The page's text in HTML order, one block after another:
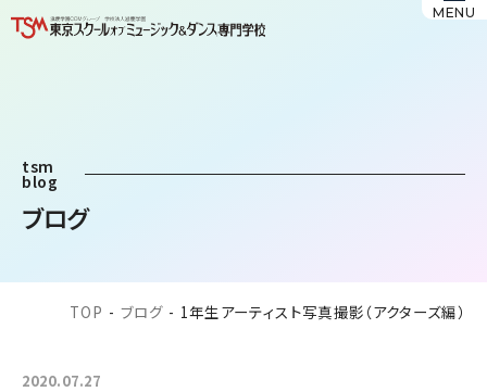
MENU
tsm
blog
ブログ
TOP - ブログ - 1年生アーティスト写真撮影（アクターズ編）
2020.07.27